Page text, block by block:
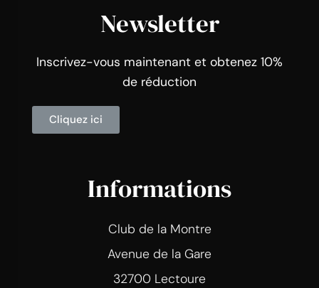
Newsletter
Inscrivez-vous maintenant et obtenez 10%
de réduction
Cliquez ici
Informations
Club de la Montre
Avenue de la Gare
32700 Lectoure